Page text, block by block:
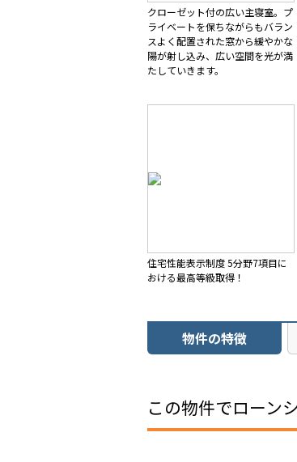
クローゼット付の広い主寝室。プ
ライベートを保ちながらもバラン
スよく配置された窓から緩やかな
陽が射し込み、広い空間を光が満
たしていきます。
住宅性能表示制度 5分野7項目に
おける最高等級取得！
物件の特徴
この物件でローン